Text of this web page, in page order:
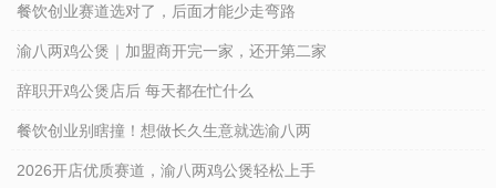
餐饮创业赛道选对了，后面才能少走弯路
渝八两鸡公煲｜加盟商开完一家，还开第二家
辞职开鸡公煲店后 每天都在忙什么
餐饮创业别瞎撞！想做长久生意就选渝八两
2026开店优质赛道，渝八两鸡公煲轻松上手